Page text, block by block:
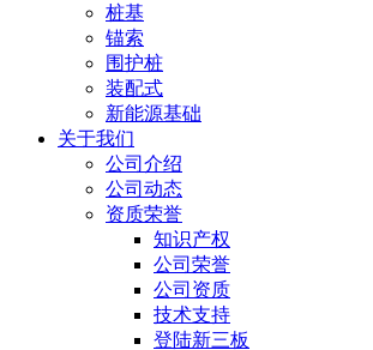
桩基
锚索
围护桩
装配式
新能源基础
关于我们
公司介绍
公司动态
资质荣誉
知识产权
公司荣誉
公司资质
技术支持
登陆新三板